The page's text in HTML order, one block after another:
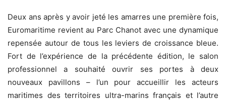
Deux ans après y avoir jeté les amarres une première fois,
Euromaritime revient au Parc Chanot avec une dynamique
repensée autour de tous les leviers de croissance bleue.
Fort de l’expérience de la précédente édition, le salon
professionnel a souhaité ouvrir ses portes à deux
nouveaux pavillons – l’un pour accueillir les acteurs
maritimes des territoires ultra-marins français et l’autre